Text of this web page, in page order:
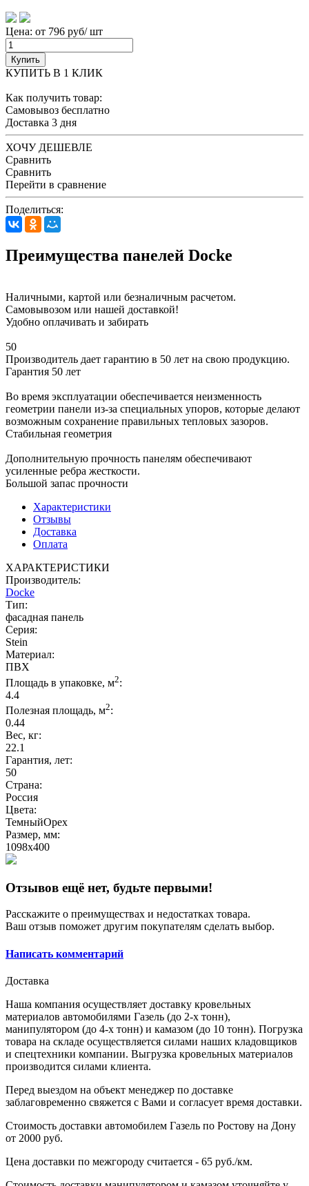
Цена: от 796 руб/ шт
Купить
КУПИТЬ В 1 КЛИК
Как получить товар:
Самовывоз бесплатно
Доставка 3 дня
ХОЧУ ДЕШЕВЛЕ
Сравнить
Сравнить
Перейти в сравнение
Поделиться:
Преимущества панелей Docke
Наличными, картой или безналичным расчетом.
Самовывозом или нашей доставкой!
Удобно оплачивать и забирать
50
Производитель дает гарантию в 50 лет на свою продукцию.
Гарантия 50 лет
Во время эксплуатации обеспечивается неизменность
геометрии панели из-за специальных упоров, которые делают
возможным сохранение правильных тепловых зазоров.
Стабильная геометрия
Дополнительную прочность панелям обеспечивают
усиленные ребра жесткости.
Большой запас прочности
Характеристики
Отзывы
Доставка
Оплата
ХАРАКТЕРИСТИКИ
Производитель:
Docke
Тип:
фасадная панель
Серия:
Stein
Материал:
ПВХ
Площадь в упаковке, м2:
4.4
Полезная площадь, м2:
0.44
Вес, кг:
22.1
Гарантия, лет:
50
Страна:
Россия
Цвета:
ТемныйОрех
Размер, мм:
1098x400
Отзывов ещё нет, будьте первыми!
Расскажите о преимуществах и недостатках товара.
Ваш отзыв поможет другим покупателям сделать выбор.
Написать комментарий
Доставка
Наша компания осуществляет доставку кровельных
материалов автомобилями Газель (до 2-х тонн),
манипулятором (до 4-х тонн) и камазом (до 10 тонн). Погрузка
товара на складе осуществляется силами наших кладовщиков
и спецтехники компании. Выгрузка кровельных материалов
производится силами клиента.
Перед выездом на объект менеджер по доставке
заблаговременно свяжется с Вами и согласует время доставки.
Стоимость доставки автомобилем Газель по Ростову на Дону
от 2000 руб.
Цена доставки по межгороду считается - 65 руб./км.